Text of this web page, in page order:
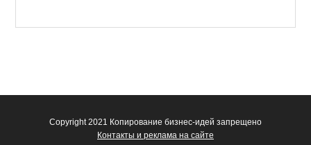
Copyright 2021 Копирование бизнес-идей запрещено
Контакты и реклама на сайте